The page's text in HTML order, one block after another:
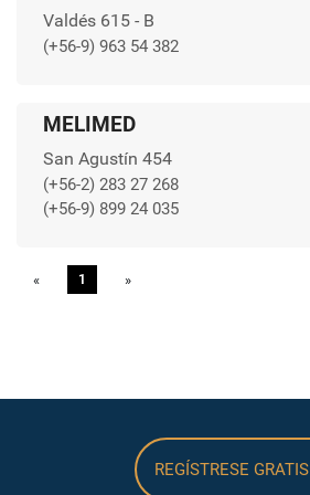
Valdés 615 - B
(+56-9) 963 54 382
MELIMED
San Agustín 454
(+56-2) 283 27 268
(+56-9) 899 24 035
« Previous
1 »
REGÍSTRESE GRATIS